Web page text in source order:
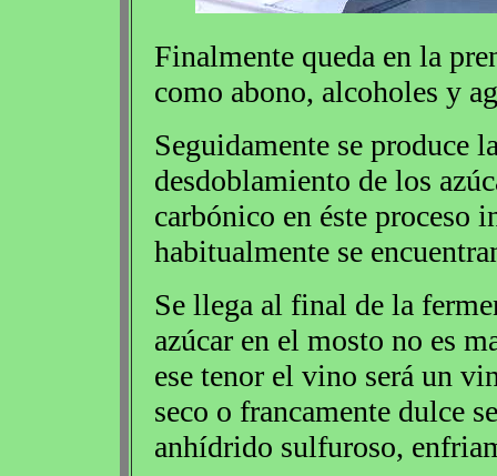
Finalmente queda en la
como abono, alcoholes y
Seguidamente se produce
desdoblamiento de los
carbónico en éste proceso
habitualmente se
Se llega al final de la
azúcar en el mosto no es
ese tenor el vino será un
seco o francamente dulce
anhídrido sulfuroso,